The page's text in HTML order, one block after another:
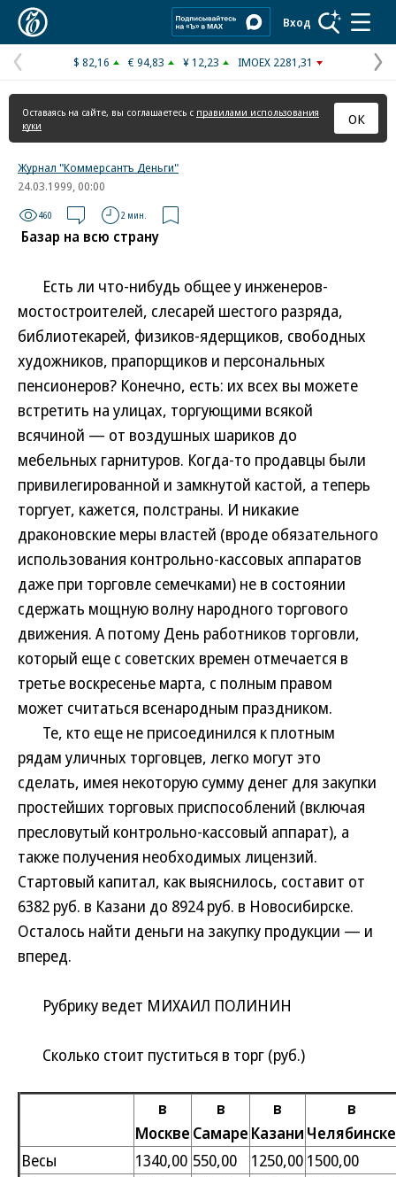
Вход
Предыдущая
страница
$ 82,16 € 94,83 ¥ 12,23 IMOEX 2281,31
Оставаясь на сайте, вы соглашаетесь с правилами использования
куки
ОК
Журнал "Коммерсантъ Деньги"
24.03.1999, 00:00
460 2 мин.
Базар на всю страну
Есть ли что-нибудь общее у инженеров-
мостостроителей, слесарей шестого разряда,
библиотекарей, физиков-ядерщиков, свободных
художников, прапорщиков и персональных
пенсионеров? Конечно, есть: их всех вы можете
встретить на улицах, торгующими всякой
всячиной — от воздушных шариков до
мебельных гарнитуров. Когда-то продавцы были
привилегированной и замкнутой кастой, а теперь
торгует, кажется, полстраны. И никакие
драконовские меры властей (вроде обязательного
использования контрольно-кассовых аппаратов
даже при торговле семечками) не в состоянии
сдержать мощную волну народного торгового
движения. А потому День работников торговли,
который еще с советских времен отмечается в
третье воскресенье марта, с полным правом
может считаться всенародным праздником.
Те, кто еще не присоединился к плотным
рядам уличных торговцев, легко могут это
сделать, имея некоторую сумму денег для закупки
простейших торговых приспособлений (включая
пресловутый контрольно-кассовый аппарат), а
также получения необходимых лицензий.
Стартовый капитал, как выяснилось, составит от
6382 руб. в Казани до 8924 руб. в Новосибирске.
Осталось найти деньги на закупку продукции — и
вперед.
Рубрику ведет МИХАИЛ ПОЛИНИН
Сколько стоит пуститься в торг (руб.)
в
Москве
в
Самаре
в
Казани
в
Челябинске
Весы
1340,00 550,00 1250,00 1500,00